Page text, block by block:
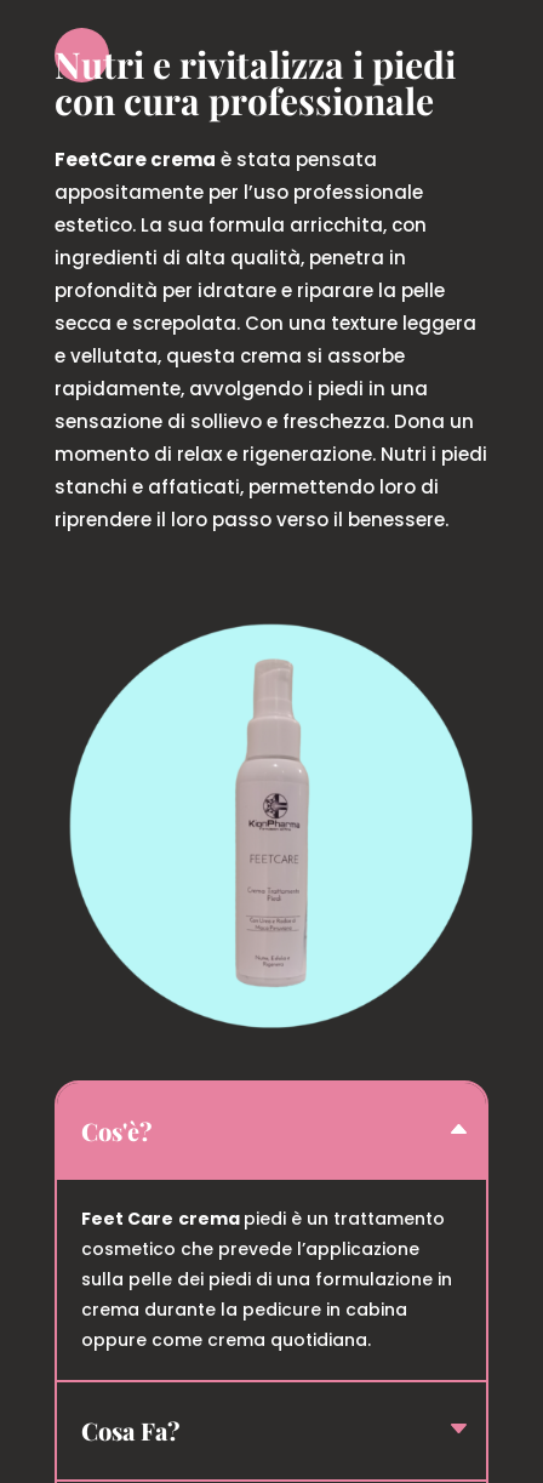
Nutri e rivitalizza i piedi
con cura professionale
FeetCare crema è stata pensata
appositamente per l’uso professionale
estetico. La sua formula arricchita, con
ingredienti di alta qualità, penetra in
profondità per idratare e riparare la pelle
secca e screpolata. Con una texture leggera
e vellutata, questa crema si assorbe
rapidamente, avvolgendo i piedi in una
sensazione di sollievo e freschezza. Dona un
momento di relax e rigenerazione. Nutri i piedi
stanchi e affaticati, permettendo loro di
riprendere il loro passo verso il benessere.
Cos'è?
Feet Care crema piedi è un trattamento
cosmetico che prevede l’applicazione
sulla pelle dei piedi di una formulazione in
crema durante la pedicure in cabina
oppure come crema quotidiana.
Cosa Fa?